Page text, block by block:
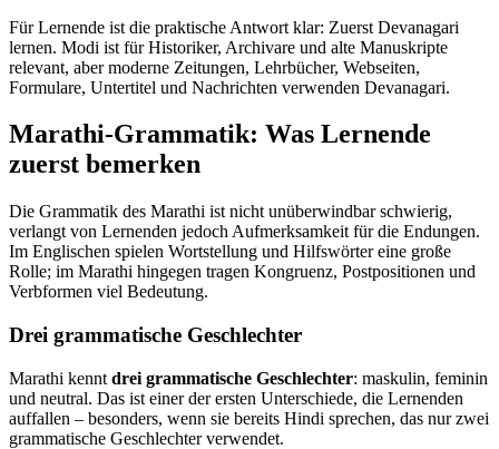
Für Lernende ist die praktische Antwort klar: Zuerst Devanagari
lernen. Modi ist für Historiker, Archivare und alte Manuskripte
relevant, aber moderne Zeitungen, Lehrbücher, Webseiten,
Formulare, Untertitel und Nachrichten verwenden Devanagari.
Marathi-Grammatik: Was Lernende
zuerst bemerken
Die Grammatik des Marathi ist nicht unüberwindbar schwierig,
verlangt von Lernenden jedoch Aufmerksamkeit für die Endungen.
Im Englischen spielen Wortstellung und Hilfswörter eine große
Rolle; im Marathi hingegen tragen Kongruenz, Postpositionen und
Verbformen viel Bedeutung.
Drei grammatische Geschlechter
Marathi kennt drei grammatische Geschlechter: maskulin, feminin
und neutral. Das ist einer der ersten Unterschiede, die Lernenden
auffallen – besonders, wenn sie bereits Hindi sprechen, das nur zwei
grammatische Geschlechter verwendet.